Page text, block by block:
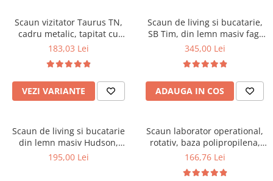
Saltele cu arcuri impachetate
individual
Saltele Memory Pocket
Saltele Memory Foam
Saltele Memory Pocket
Saltele cu plasa arcuri
Saltele cu spuma
Saltele cu spuma poliuretanica
Paturi
Seturi de pat si saltea
Masute de toaleta
Mobilier living
Scaune pentru living
Comode living
Set mese plus scaune
Scaune birou
Scaune profesionale
Scaune resigilate
Scaune conferinta
Scaune terasa si outdoor
Scaun vizitator Taurus TN,
cadru metalic, tapitat cu
stofa, stivuibil, 120 kg, negru
183,03 Lei
VEZI VARIANTE
Scaun de living si bucatarie,
SB Tim, din lemn masiv fag,
tapiterie stofa, lacuit, 120 kg,
345,00 Lei
ADAUGA IN COS
Scaun de living si bucatarie
din lemn masiv Hudson,
tapiterie stofa,100 kg,
195,00 Lei
Scaun laborator operational,
rotativ, baza polipropilena,
piele ecologica, inaltime
166,76 Lei